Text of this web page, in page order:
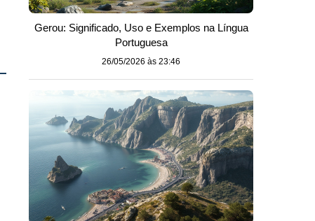
Gerou: Significado, Uso e Exemplos na Língua
Portuguesa
26/05/2026 às 23:46